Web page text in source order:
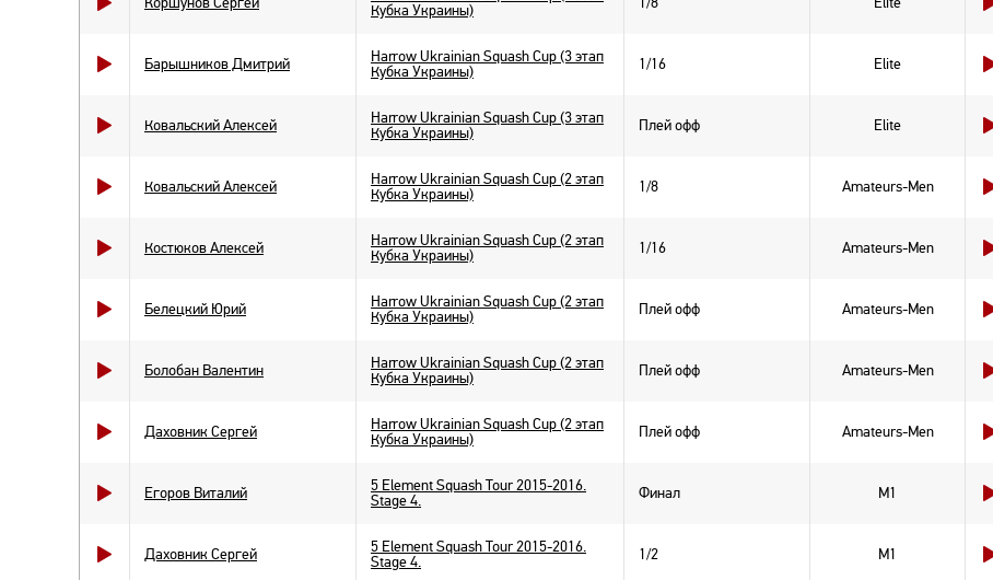
Кубка Украины)
Барышников Дмитрий
Harrow Ukrainian Squash Cup (3 этап
Кубка Украины)
1/16 Elite
Ковальский Алексей
Harrow Ukrainian Squash Cup (3 этап
Кубка Украины)
Плей офф Elite
Ковальский Алексей
Harrow Ukrainian Squash Cup (2 этап
Кубка Украины)
1/8 Amateurs-Men
Костюков Алексей
Harrow Ukrainian Squash Cup (2 этап
Кубка Украины)
1/16 Amateurs-Men
Белецкий Юрий
Harrow Ukrainian Squash Cup (2 этап
Кубка Украины)
Плей офф Amateurs-Men
Болобан Валентин
Harrow Ukrainian Squash Cup (2 этап
Кубка Украины)
Плей офф Amateurs-Men
Даховник Сергей
Harrow Ukrainian Squash Cup (2 этап
Кубка Украины)
Плей офф Amateurs-Men
Егоров Виталий
5 Element Squash Tour 2015-2016.
Stage 4.
Финал M1
Даховник Сергей
5 Element Squash Tour 2015-2016.
Stage 4.
1/2 M1